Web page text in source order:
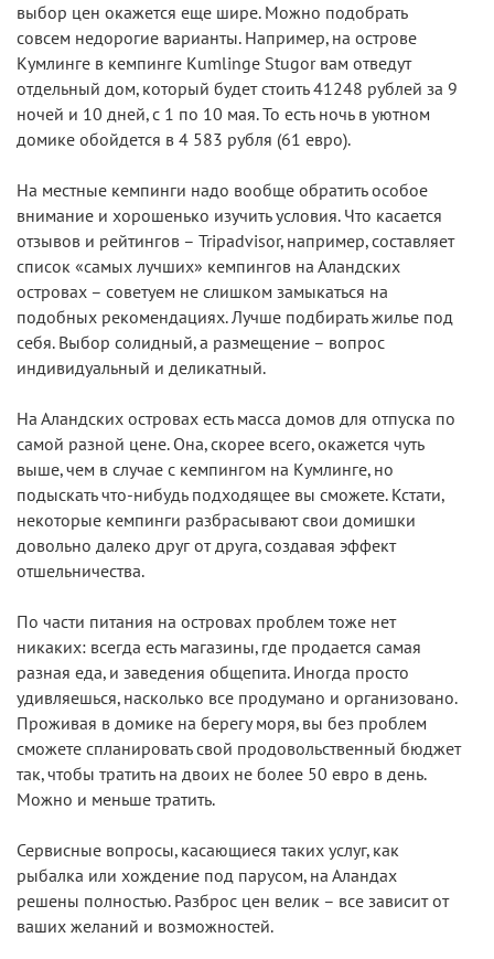
выбор цен окажется еще шире. Можно подобрать
совсем недорогие варианты. Например, на острове
Кумлинге в кемпинге Kumlinge Stugor вам отведут
отдельный дом, который будет стоить 41248 рублей за 9
ночей и 10 дней, с 1 по 10 мая. То есть ночь в уютном
домике обойдется в 4 583 рубля (61 евро).
На местные кемпинги надо вообще обратить особое
внимание и хорошенько изучить условия. Что касается
отзывов и рейтингов – Tripadvisor, например, составляет
список «самых лучших» кемпингов на Аландских
островах – советуем не слишком замыкаться на
подобных рекомендациях. Лучше подбирать жилье под
себя. Выбор солидный, а размещение – вопрос
индивидуальный и деликатный.
На Аландских островах есть масса домов для отпуска по
самой разной цене. Она, скорее всего, окажется чуть
выше, чем в случае с кемпингом на Кумлинге, но
подыскать что-нибудь подходящее вы сможете. Кстати,
некоторые кемпинги разбрасывают свои домишки
довольно далеко друг от друга, создавая эффект
отшельничества.
По части питания на островах проблем тоже нет
никаких: всегда есть магазины, где продается самая
разная еда, и заведения общепита. Иногда просто
удивляешься, насколько все продумано и организовано.
Проживая в домике на берегу моря, вы без проблем
сможете спланировать свой продовольственный бюджет
так, чтобы тратить на двоих не более 50 евро в день.
Можно и меньше тратить.
Сервисные вопросы, касающиеся таких услуг, как
рыбалка или хождение под парусом, на Аландах
решены полностью. Разброс цен велик – все зависит от
ваших желаний и возможностей.